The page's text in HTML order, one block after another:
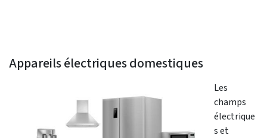
Appareils électriques domestiques
Les
champs
électrique
s et